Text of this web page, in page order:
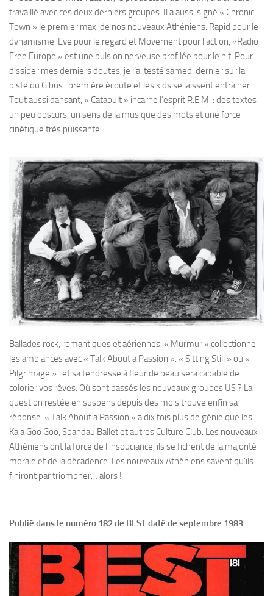
travaillé avec ces deux derniers groupes. Il a aussi signé « Chronic
Town » le premier maxi de nos nouveaux Athéniens. Rapid pour le
dynamisme. Eye pour le regard et Movernent pour l’action, «Radio
Free Europe » est une pulsion nerveuse profilée pour le hit. Pour
dissiper mes derniers doutes, je l’ai testé samedi dernier sur la
piste du Gibus : première écoute et les kids se laissent entrainer.
Tout aussi dansant, « Catapult » incarne l’esprit R.E.M. : des textes
un peu obscurs, un sens de la musique des mots et une force
cinétique très puissante
Ballades rock, romantiques et aériennes, « Murmur » collectionne
les ambiances avec « Talk About a Passion ». « Sitting Still » ou «
Pilgrimage ». et sa tendresse à fleur de peau sera capable de
colorier vos rêves. Où sont passés les nouveaux groupes US ? La
question restée en suspens depuis des mois trouve enfin sa
réponse. « Talk About a Passion » a dix fois plus de génie que les
Kaja Goo Goo, Spandau Ballet et autres Culture Club. Les nouveaux
Athéniens ont la force de l’insouciance, ils se fichent de la majorité
morale et de la décadence. Les nouveaux Athéniens savent qu’ils
finiront par triompher… alors !
Publié dans le numéro 182 de BEST daté de septembre 1983